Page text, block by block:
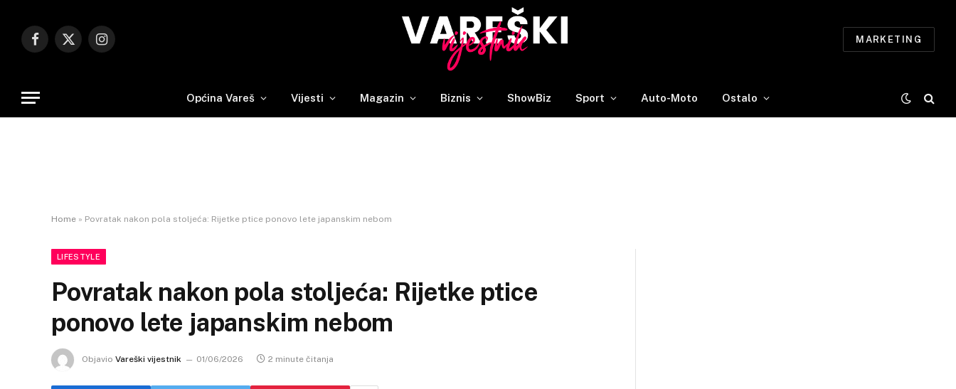
Facebook
X
Instagram
MARKETING
Općina Vareš Vijesti Magazin Biznis ShowBiz Sport Auto-Moto Ostalo
Home » Povratak nakon pola stoljeća: Rijetke ptice ponovo lete japanskim nebom
LIFESTYLE
Povratak nakon pola stoljeća: Rijetke ptice
ponovo lete japanskim nebom
Objavio Vareški vijestnik 01/06/2026 2 minute čitanja